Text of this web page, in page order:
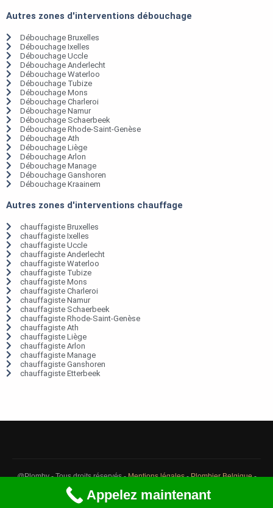
Autres zones d'interventions débouchage
Débouchage Bruxelles
Débouchage Ixelles
Débouchage Uccle
Débouchage Anderlecht
Débouchage Waterloo
Débouchage Tubize
Débouchage Mons
Débouchage Charleroi
Débouchage Namur
Débouchage Schaerbeek
Débouchage Rhode-Saint-Genèse
Débouchage Ath
Débouchage Liège
Débouchage Arlon
Débouchage Manage
Débouchage Ganshoren
Débouchage Kraainem
Autres zones d'interventions chauffage
chauffagiste Bruxelles
chauffagiste Ixelles
chauffagiste Uccle
chauffagiste Anderlecht
chauffagiste Waterloo
chauffagiste Tubize
chauffagiste Mons
chauffagiste Charleroi
chauffagiste Namur
chauffagiste Schaerbeek
chauffagiste Rhode-Saint-Genèse
chauffagiste Ath
chauffagiste Liège
chauffagiste Arlon
chauffagiste Manage
chauffagiste Ganshoren
chauffagiste Etterbeek
@Plomby - Tous droits réservés -Mentions légales-Plombier Belgique-
Débouchage Belgique
Appelez maintenant